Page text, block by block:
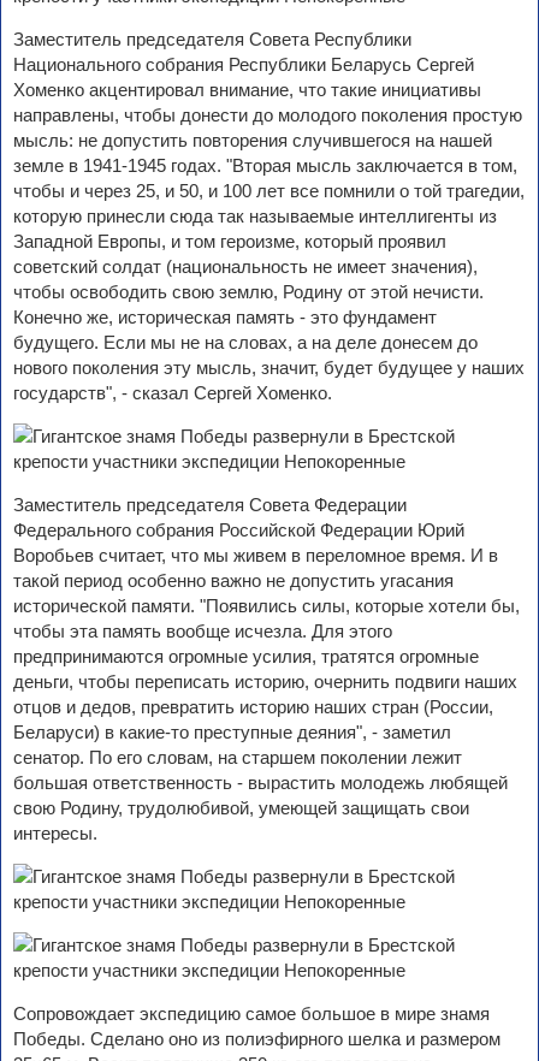
Заместитель председателя Совета Республики
Национального собрания Республики Беларусь Сергей
Хоменко акцентировал внимание, что такие инициативы
направлены, чтобы донести до молодого поколения простую
мысль: не допустить повторения случившегося на нашей
земле в 1941-1945 годах. "Вторая мысль заключается в том,
чтобы и через 25, и 50, и 100 лет все помнили о той трагедии,
которую принесли сюда так называемые интеллигенты из
Западной Европы, и том героизме, который проявил
советский солдат (национальность не имеет значения),
чтобы освободить свою землю, Родину от этой нечисти.
Конечно же, историческая память - это фундамент
будущего. Если мы не на словах, а на деле донесем до
нового поколения эту мысль, значит, будет будущее у наших
государств", - сказал Сергей Хоменко.
Заместитель председателя Совета Федерации
Федерального собрания Российской Федерации Юрий
Воробьев считает, что мы живем в переломное время. И в
такой период особенно важно не допустить угасания
исторической памяти. "Появились силы, которые хотели бы,
чтобы эта память вообще исчезла. Для этого
предпринимаются огромные усилия, тратятся огромные
деньги, чтобы переписать историю, очернить подвиги наших
отцов и дедов, превратить историю наших стран (России,
Беларуси) в какие-то преступные деяния", - заметил
сенатор. По его словам, на старшем поколении лежит
большая ответственность - вырастить молодежь любящей
свою Родину, трудолюбивой, умеющей защищать свои
интересы.
Сопровождает экспедицию самое большое в мире знамя
Победы. Сделано оно из полиэфирного шелка и размером